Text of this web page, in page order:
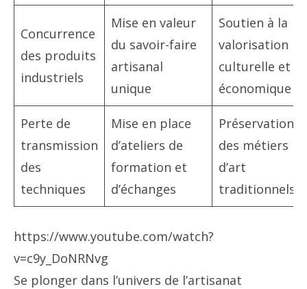
Concurrence
des produits
industriels
Mise en valeur
du savoir-faire
artisanal
unique
Soutien à la
valorisation
culturelle et
économique
Perte de
transmission
des
techniques
Mise en place
d’ateliers de
formation et
d’échanges
Préservation
des métiers
d’art
traditionnels
https://www.youtube.com/watch?
v=c9y_DoNRNvg
Se plonger dans l’univers de l’artisanat